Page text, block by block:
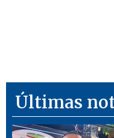
Últimas